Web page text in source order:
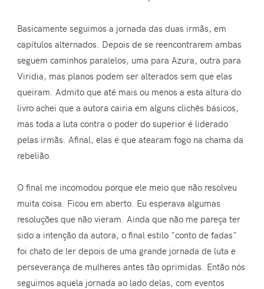
Basicamente seguimos a jornada das duas irmãs, em
capítulos alternados. Depois de se reencontrarem ambas
seguem caminhos paralelos, uma para Azura, outra para
Viridia, mas planos podem ser alterados sem que elas
queiram. Admito que até mais ou menos a esta altura do
livro achei que a autora cairia em alguns clichês básicos,
mas toda a luta contra o poder do superior é liderado
pelas irmãs. Afinal, elas é que atearam fogo na chama da
rebelião.
O final me incomodou porque ele meio que não resolveu
muita coisa. Ficou em aberto. Eu esperava algumas
resoluções que não vieram. Ainda que não me pareça ter
sido a intenção da autora, o final estilo "conto de fadas"
foi chato de ler depois de uma grande jornada de luta e
perseverança de mulheres antes tão oprimidas. Então nós
seguimos aquela jornada ao lado delas, com eventos